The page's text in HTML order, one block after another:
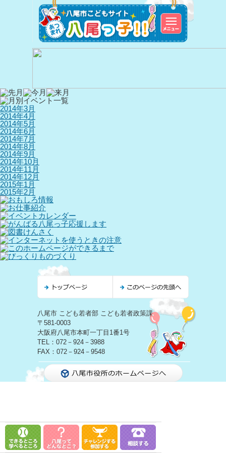
2014年3月
2014年4月
2014年5月
2014年6月
2014年7月
2014年8月
2014年9月
2014年10月
2014年11月
2014年12月
2015年1月
2015年2月
八尾市 こども若者部 こども若者政策課
〒581-0003
大阪府八尾市本町一丁目1番1号
TEL：072－924－3988
FAX：072－924－9548